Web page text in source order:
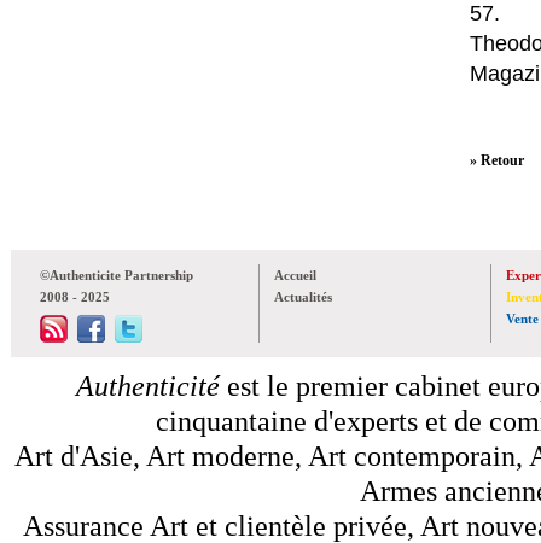
57.
» Retour
©Authenticite Partnership
2008 - 2025
Accueil
Actualités
Vente
Authenticitéest le premier cabinet
cinquantaine d'experts et de
Art d'Asie, Art moderne, Art contemporain,
Armes
Assurance Art et clientèle privée, Art